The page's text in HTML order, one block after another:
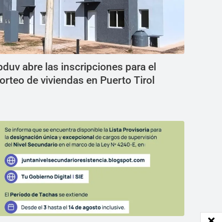
abre las inscripciones para el
de viviendas en Puerto Tirol